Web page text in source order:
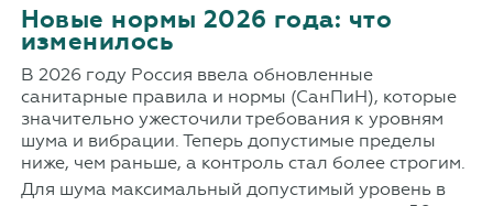
Новые нормы 2026 года: что
изменилось
В 2026 году Россия ввела обновленные
санитарные правила и нормы (СанПиН), которые
значительно ужесточили требования к уровням
шума и вибрации. Теперь допустимые пределы
ниже, чем раньше, а контроль стал более строгим.
Для шума максимальный допустимый уровень в